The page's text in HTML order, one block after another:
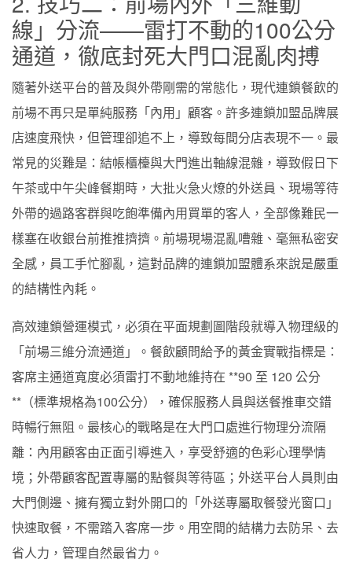
線」分流——雷打不動的100公分
通道，徹底封死大門口混亂肉搏
隨著外送平台的普及與外帶剛需的常態化，現代連鎖餐飲的
前場不再只是單純服務「內用」顧客。許多連鎖加盟品牌展
店速度飛快，但管理卻追不上，導致每間分店表現不一。最
常見的災難是：結帳櫃檯與大門進出軸線混雜，導致假日下
午茶或中午尖峰餐期時，大批火急火燎的外送員、現場等待
外帶的過路客群與吃飽準備內用買單的客人，全部像難民一
樣塞在收銀台前推推擠擠。前場現場混亂嘈雜、毫無私密安
全感，員工手忙腳亂，這對品牌的連鎖加盟體系來說是嚴重
的結構性內耗。
高效連鎖營運模式，必須在平面規劃圖階段就導入物理級的
「前場三維分流通道」。餐飲顧問給予的黃金實戰指標是：
客席主通道寬度必須雷打不動地維持在 **90 至 120 公分
**（標準規格為100公分），確保服務人員與送餐推車交錯
時暢行無阻。最核心的戰略是在大門口處進行物理分流隔
離：內用顧客由正面引導進入，享受舒適的色彩心理學情
境；外帶顧客配置專屬的點餐與等待區；外送平台人員則由
大門側邊、擁有獨立對外開口的「外送專屬取餐發光窗口」
快速取餐，不需踏入客席一步。用空間的結構力去防呆、去
省人力，管理自然最省力。